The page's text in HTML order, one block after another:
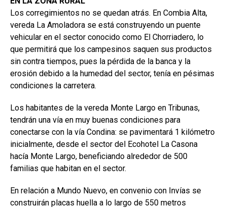
Los corregimientos no se quedan atrás. En Combia Alta,
vereda La Amoladora se está construyendo un puente
vehicular en el sector conocido como El Chorriadero, lo
que permitirá que los campesinos saquen sus productos
sin contra tiempos, pues la pérdida de la banca y la
erosión debido a la humedad del sector, tenía en pésimas
condiciones la carretera.
Los habitantes de la vereda Monte Largo en Tribunas,
tendrán una vía en muy buenas condiciones para
conectarse con la vía Condina: se pavimentará 1 kilómetro
inicialmente, desde el sector del Ecohotel La Casona
hacía Monte Largo, beneficiando alrededor de 500
familias que habitan en el sector.
En relación a Mundo Nuevo, en convenio con Invías se
construirán placas huella a lo largo de 550 metros